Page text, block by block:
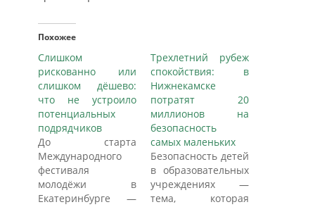
Похожее
Слишком
рискованно или
слишком дёшево:
что не устроило
потенциальных
подрядчиков
До старта
Международного
фестиваля
молодёжи в
Екатеринбурге —
Трехлетний рубеж
спокойствия: в
Нижнекамске
потратят 20
миллионов на
безопасность
самых маленьких
Безопасность детей
в образовательных
учреждениях —
тема, которая